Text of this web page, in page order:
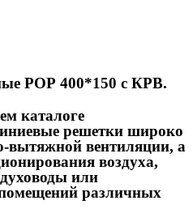
РОР 400*150 с КРВ.
каталоге
решетки широко
вытяжной вентиляции, а
воздуха,
или
различных